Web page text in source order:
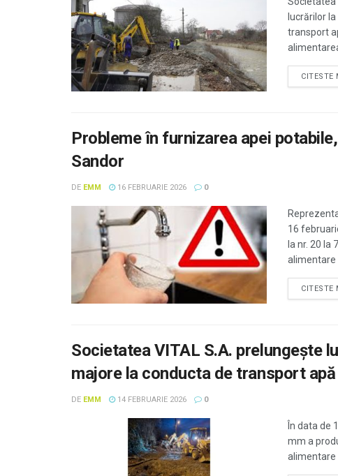
lucrărilor
transport
CITESTE
Probleme în furnizarea apei
Sandor
DE EMM 16 FEBRUARIE 2026 0
16
la nr. 20 la
alimentare ...
CITESTE
Societatea VITAL S.A. prelungește
majore la conducta de transport
DE EMM 14 FEBRUARIE 2026 0
În data de
mm a
alimentare